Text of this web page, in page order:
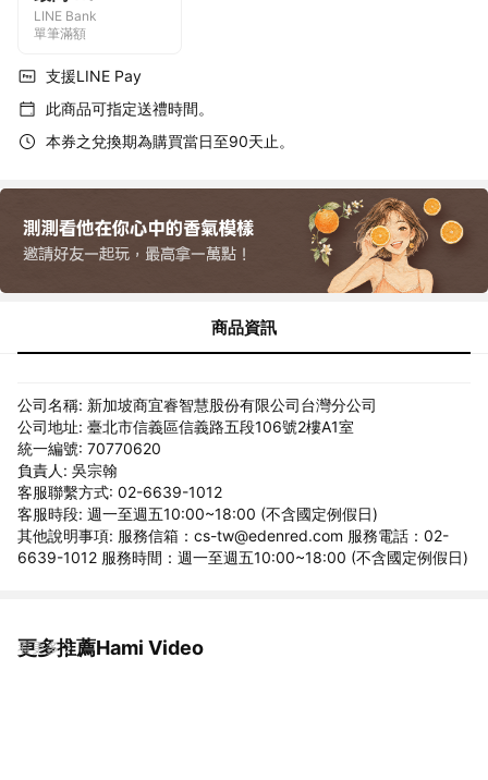
LINE Bank
單筆滿額
支援LINE Pay
此商品可指定送禮時間。
本券之兌換期為購買當日至90天止。
商品資訊
公司名稱: 新加坡商宜睿智慧股份有限公司台灣分公司
公司地址: 臺北市信義區信義路五段106號2樓A1室
統一編號: 70770620
負責人: 吳宗翰
客服聯繫方式: 02-6639-1012
客服時段: 週一至週五10:00~18:00 (不含國定例假日)
其他說明事項: 服務信箱：cs-tw@edenred.com 服務電話：02-
6639-1012 服務時間：週一至週五10:00~18:00 (不含國定例假日)
更多推薦Hami Video
看更多